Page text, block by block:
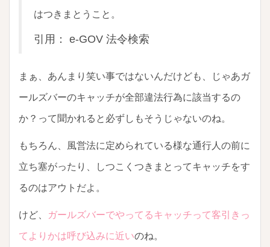
はつきまとうこと。
引用： e-GOV 法令検索
まぁ、あんまり笑い事ではないんだけども、じゃあガ
ールズバーのキャッチが全部違法行為に該当するの
か？って聞かれると必ずしもそうじゃないのね。
もちろん、風営法に定められている様な通行人の前に
立ち塞がったり、しつこくつきまとってキャッチをす
るのはアウトだよ。
けど、 ガールズバーでやってるキャッチって客引きっ
てよりかは呼び込みに近いのね。